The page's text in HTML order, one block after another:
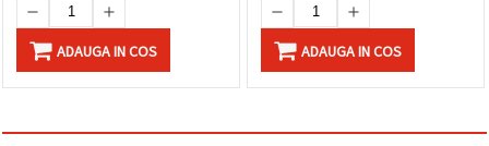
ADAUGA IN COS ADAUGA IN COS